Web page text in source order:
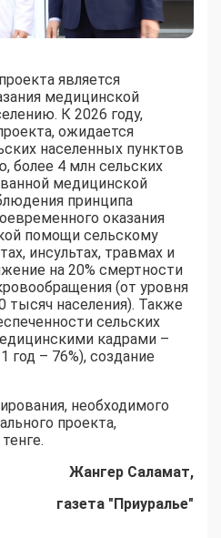
является
медицинской
К 2026 году,
ожидается
населенных пунктов
более 4 млн сельских
медицинской
принципа
оказания
помощи сельскому
инсультах, травмах и
на 20% смертности
(от уровня
тысяч населения). Также
сельских
кадрами –
год – 76%), создание
необходимого
проекта,
Жангер Саламат,
газета "Приуралье"